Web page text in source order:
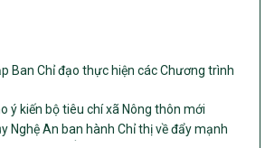
Ban Chỉ đạo thực hiện các Chương trình
ý kiến bộ tiêu chí xã Nông thôn mới
Nghệ An ban hành Chỉ thị về đẩy mạnh
tiêu quốc gia xây dựng nông thôn mới,